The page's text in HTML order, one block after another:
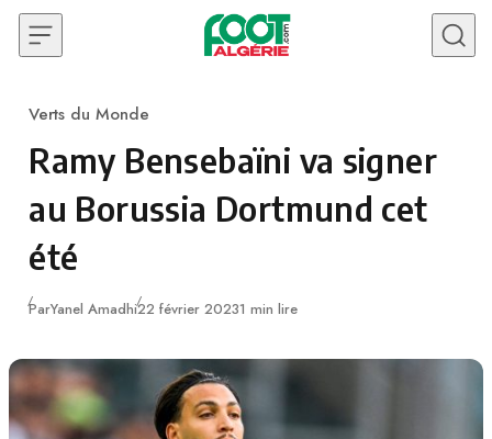
Skip to content
Category
Verts du Monde
Ramy Bensebaïni va signer
au Borussia Dortmund cet
été
ParYanel AmadhiPublié
22 février 20231 min lire